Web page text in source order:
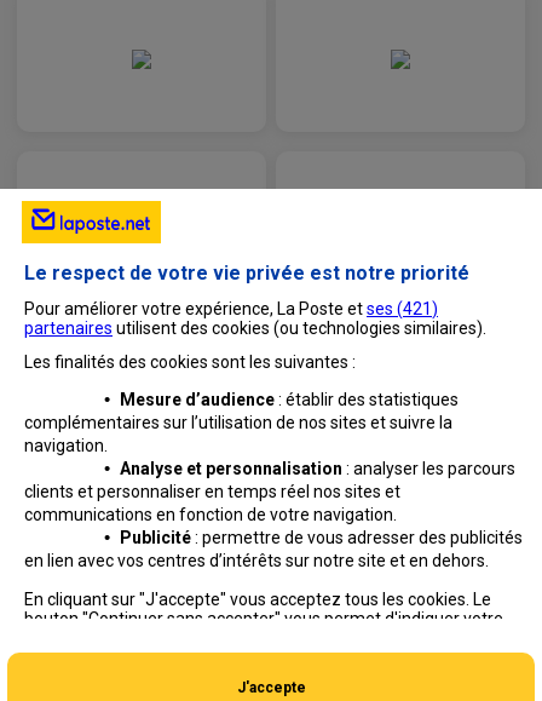
La Poste Groupe La Poste recrute
Le respect de votre vie privée est notre priorité
Pour améliorer votre expérience, La Poste etses (421)
partenaires utilisent des cookies (ou technologies similaires).
Les finalités des cookies sont les suivantes :
•
Mesure d’audience: établir des statistiques
complémentaires sur l’utilisation de nos sites et suivre la
navigation.
•Analyse et personnalisation : analyser les parcours
clients et personnaliser en temps réel nos sites et
communications en fonction de votre navigation.
•
Publicité: permettre de vous adresser des publicités
en lien avec vos centres d’intérêts sur notre site et en dehors.
En cliquant sur "J'accepte" vous acceptez tous les cookies. Le
bouton "Continuer sans accepter" vous permet d'indiquer votre
seront déposés. Vous pouvez modifier vos choix à tout moment
ou obtenir plus d'informations via
J'accepte